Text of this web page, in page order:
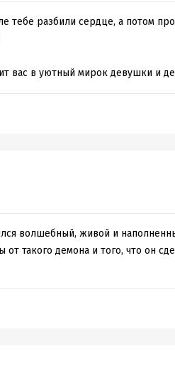
тебе разбили сердце, а потом
вас в уютный мирок девушки и
волшебный, живой и
такого демона и того, что он